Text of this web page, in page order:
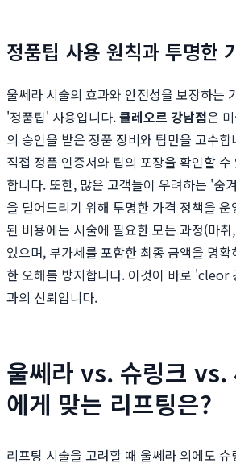
정품팁 사용 원칙과 투명한
울쎄라 시술의 효과와 안전성을 보장하는
'정품팁' 사용입니다.클레오르 강남점은
의 승인을 받은 정품 장비와 팁만을 고수
직접 정품 인증서와 팁의 포장을 확인할
합니다. 또한, 많은 고객들이 우려하는 '숨
을 덜어드리기 위해 투명한 가격 정책을
된 비용에는 시술에 필요한 모든 과정(마
있으며, 부가세를 포함한 최종 금액을 명
한 오해를 방지합니다. 이것이 바로 'cleor
과의 신뢰입니다.
울쎄라 vs. 슈링크 vs.
에게 맞는 리프팅은?
리프팅 시술을 고려할 때 울쎄라 외에도